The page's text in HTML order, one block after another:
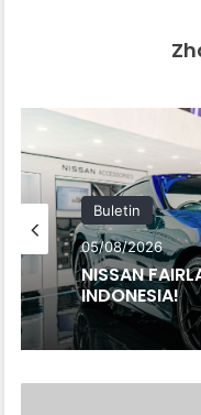
Buletin
05/08/2026
NISSAN
INDONESIA!